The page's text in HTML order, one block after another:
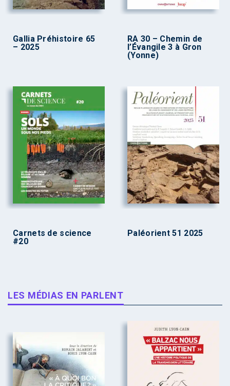
Gallia Préhistoire 65
– 2025
RA 30 – Chemin de
l’Évangile 3 à Gron
(Yonne)
Carnets de science
#20
Paléorient 51 2025
LES MÉDIAS EN PARLENT